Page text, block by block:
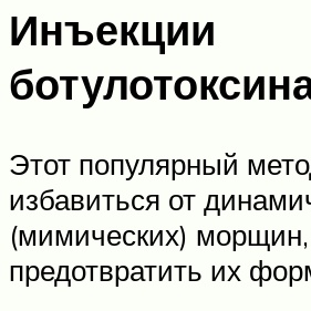
Инъекции
Этот популярный
избавиться от
(мимических)
предотвратить их